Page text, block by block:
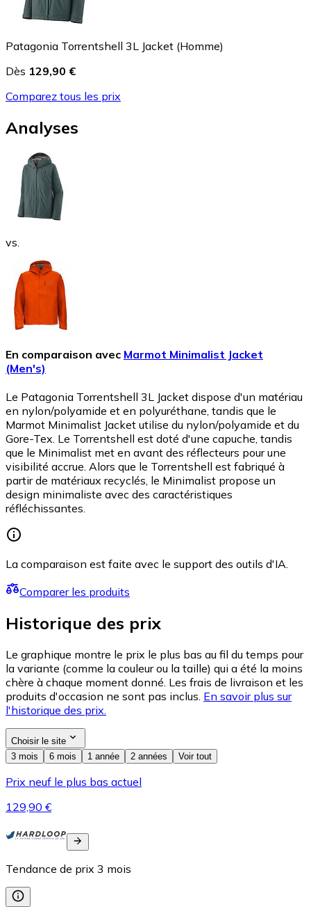
Patagonia Torrentshell 3L Jacket (Homme)
Dès 129,90 €
Comparez tous les prix
Analyses
vs.
En comparaison avec Marmot Minimalist Jacket
(Men's)
Le Patagonia Torrentshell 3L Jacket dispose d'un matériau
en nylon/polyamide et en polyuréthane, tandis que le
Marmot Minimalist Jacket utilise du nylon/polyamide et du
Gore-Tex. Le Torrentshell est doté d'une capuche, tandis
que le Minimalist met en avant des réflecteurs pour une
visibilité accrue. Alors que le Torrentshell est fabriqué à
partir de matériaux recyclés, le Minimalist propose un
design minimaliste avec des caractéristiques
réfléchissantes.
La comparaison est faite avec le support des outils d'IA.
Comparer les produits
Historique des prix
Le graphique montre le prix le plus bas au fil du temps pour
la variante (comme la couleur ou la taille) qui a été la moins
chère à chaque moment donné. Les frais de livraison et les
produits d'occasion ne sont pas inclus. En savoir plus sur
l'historique des prix.
Choisir le site
3 mois
6 mois 1 année 2 années Voir tout
Prix neuf le plus bas actuel
129,90 €
Tendance de prix 3 mois